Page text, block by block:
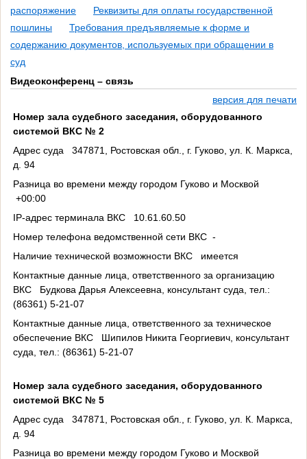
распоряжение
Реквизиты для оплаты государственной
пошлины
Требования предъявляемые к форме и
содержанию документов, используемых при обращении в
суд
Видеоконференц – связь
версия для печати
Номер зала судебного заседания, оборудованного
системой ВКС № 2
Адрес суда 347871, Ростовская обл., г. Гуково, ул. К. Маркса,
д. 94
Разница во времени между городом Гуково и Москвой
+00:00
IP-адрес терминала ВКС 10.61.60.50
Номер телефона ведомственной сети ВКС -
Наличие технической возможности ВКС имеется
Контактные данные лица, ответственного за организацию
ВКС Будкова Дарья Алексеевна, консультант суда, тел.:
(86361) 5-21-07
Контактные данные лица, ответственного за техническое
обеспечение ВКС Шипилов Никита Георгиевич, консультант
суда, тел.: (86361) 5-21-07
Номер зала судебного заседания, оборудованного
системой ВКС № 5
Адрес суда 347871, Ростовская обл., г. Гуково, ул. К. Маркса,
д. 94
Разница во времени между городом Гуково и Москвой